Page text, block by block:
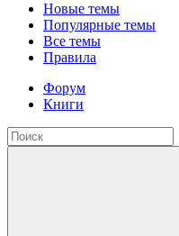
Новые темы
Популярные темы
Все темы
Правила
Форум
Книги